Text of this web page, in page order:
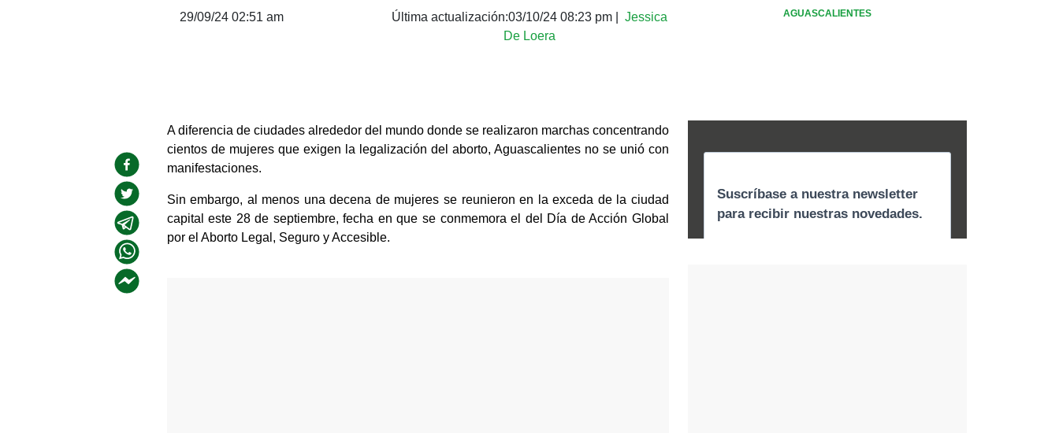
29/09/24 02:51 am Última actualización:03/10/24 08:23 pm
Jessica
De Loera
AGUASCALIENTES
A diferencia de ciudades alrededor del mundo donde se realizaron marchas concentrando
cientos de mujeres que exigen la legalización del aborto, Aguascalientes no se unió con
manifestaciones.
Sin embargo, al menos una decena de mujeres se reunieron en la exceda de la ciudad
capital este 28 de septiembre, fecha en que se conmemora el del Día de Acción Global
por el Aborto Legal, Seguro y Accesible.